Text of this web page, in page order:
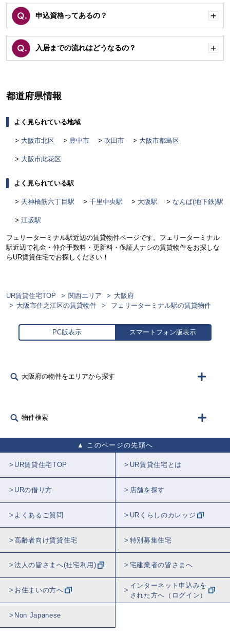
申込資格ってあるの？
く
入居までの流れはどうなるの？
く
都道府県情報
よく見られている地域
大阪市北区 豊中市 吹田市 大阪市都島区
大阪市此花区
よく見られている駅
天神橋筋六丁目駅 千里中央駅 大阪駅 なんば(地下鉄)駅
江坂駅
フェリーターミナル駅近辺の賃貸物件ページです。フェリーターミナル
駅近辺で礼金・仲介手数料・更新料・保証人ナシの賃貸物件をお探しな
らUR賃貸住宅でお探しください！
UR賃貸住宅TOP 関西エリア
大阪府
大阪市住之江区の賃貸物件
フェリーターミナル駅の賃貸物件
PC版表示 スマートフォン版表示
大阪府の物件をエリアから探す
物件検索
このページの先頭へ
UR賃貸住宅TOP UR賃貸住宅とは
URの借り方 店舗を探す
よくあるご質問 URくらしのカレッジ
高齢者向け賃貸住宅 特別募集住宅
法人の皆さまへ(社宅利用) 宅建業者の皆さまへ
お住まいの方へ
インターネット申込みを
された方へ（ログイン）
Non Japanese